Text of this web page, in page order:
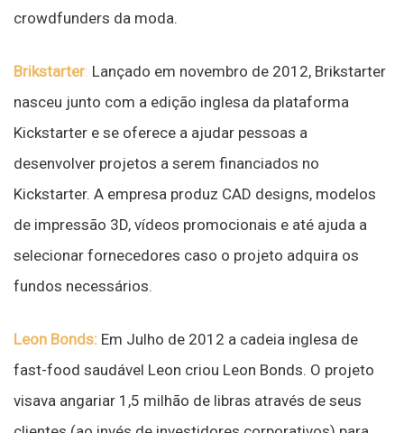
crowdfunders da moda.
Brikstarter: Lançado em novembro de 2012, Brikstarter
nasceu junto com a edição inglesa da plataforma
Kickstarter e se oferece a ajudar pessoas a
desenvolver projetos a serem financiados no
Kickstarter. A empresa produz CAD designs, modelos
de impressão 3D, vídeos promocionais e até ajuda a
selecionar fornecedores caso o projeto adquira os
fundos necessários.
Leon Bonds: Em Julho de 2012 a cadeia inglesa de
fast-food saudável Leon criou Leon Bonds. O projeto
visava angariar 1,5 milhão de libras através de seus